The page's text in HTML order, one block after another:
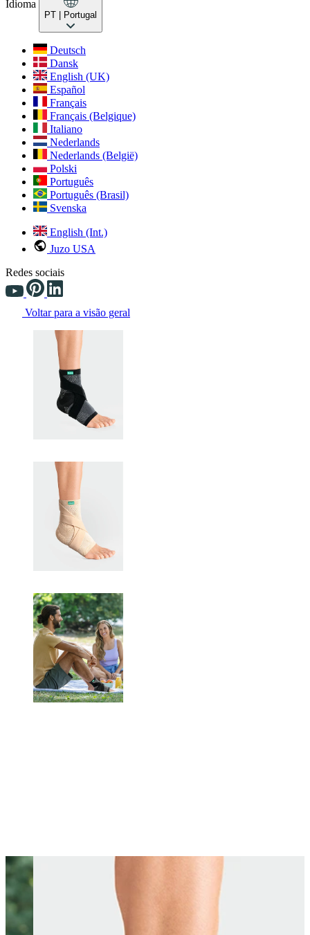
Idioma
PT | Portugal
Deutsch
Dansk
English (UK)
Español
Français
Français (Belgique)
Italiano
Nederlands
Nederlands (België)
Polski
Português
Português (Brasil)
Svenska
English (Int.)
Juzo USA
Redes sociais
Voltar para a visão geral